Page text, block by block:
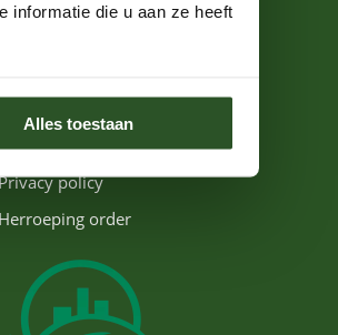
informatie die u aan ze heeft
Alles toestaan
Over de Bijenstichting
we doen
policy
Herroeping order